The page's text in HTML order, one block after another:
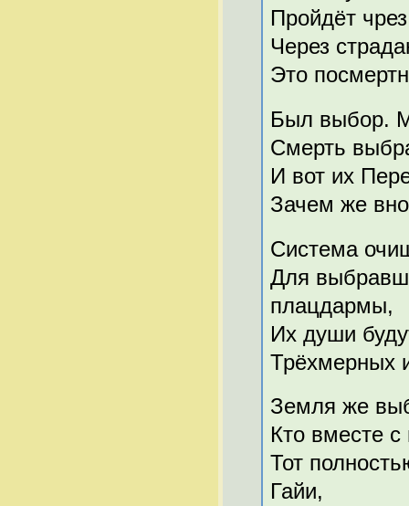
Пройдёт
Через
Это
Был выбор.
Смерть
И вот их
Зачем же
Система
Для
плацдармы,
Их души
Трёхмерных
Земля же
Кто вместе
Тот
Гайи,